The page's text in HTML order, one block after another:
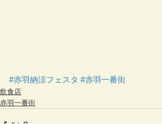
#赤羽納涼フェスタ #赤羽一番街
飲食店
赤羽一番街